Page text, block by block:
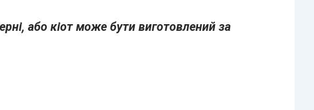
або кіот може бути виготовлений за